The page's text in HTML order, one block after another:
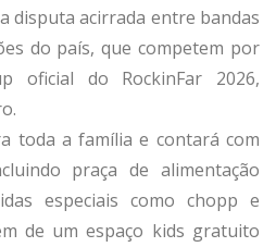
disputa acirrada entre bandas
do país, que competem por
oficial do RockinFar 2026,
toda a família e contará com
praça de alimentação
especiais como chopp e
de um espaço kids gratuito